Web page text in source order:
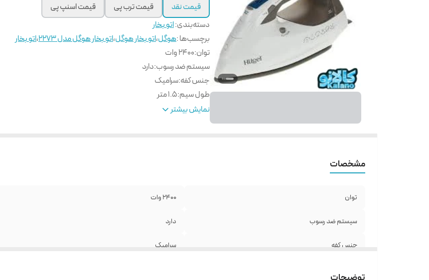
قیمت نقد
قیمت ترب پی
قیمت اسنپ پی
دسته‌بندی:اتو بخار
برچسب‌ها :هوگل،اتو بخار هوگل،اتو بخار هوگل مدل 2273 ،اتو بخار
توان:2400 وات
سیستم ضد رسوب:دارد
جنس کفه:سرامیک
طول سیم:1.5 متر
گارانتی:ضمانت نامه اصالت کالا و سلامتنمایش بیشتر
مشخصات
توان 2400 وات
سیستم ضد رسوب دارد
جنس کفه سرامیک